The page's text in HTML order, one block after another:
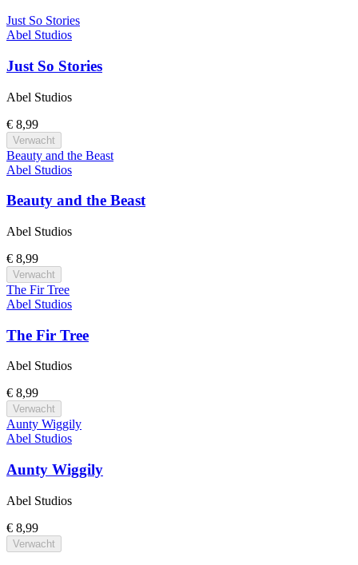
Just So Stories
Abel Studios
Just So Stories
Abel Studios
€ 8,99
Verwacht
Beauty and the Beast
Abel Studios
Beauty and the Beast
Abel Studios
€ 8,99
Verwacht
The Fir Tree
Abel Studios
The Fir Tree
Abel Studios
€ 8,99
Verwacht
Aunty Wiggily
Abel Studios
Aunty Wiggily
Abel Studios
€ 8,99
Verwacht